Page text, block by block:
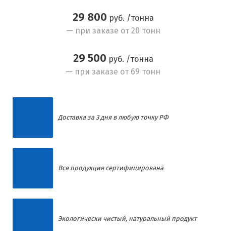
29 800 руб. /тонна
— при заказе от 20 тонн
29 500 руб. /тонна
— при заказе от 69 тонн
Доставка за 3 дня в любую точку РФ
Вся продукция сертифицирована
Экологически чистый, натуральный продукт